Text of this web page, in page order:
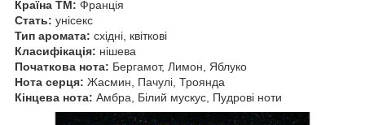
Країна ТМ: Франція
Стать: унісекс
Тип аромата: східні, квіткові
Класифікація: нішева
Початкова нота: Бергамот, Лимон, Яблуко
Нота серця: Жасмин, Пачулі, Троянда
Кінцева нота: Амбра, Білий мускус, Пудрові ноти